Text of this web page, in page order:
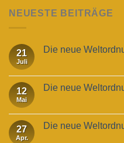
NEUESTE BEITRÄGE
21
Juli
Die neue
12
Mai
Die neue
27
Apr.
Die neue